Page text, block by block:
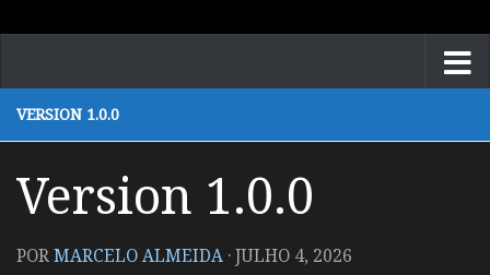
VERSION 1.0.0
Version 1.0.0
PORMARCELO ALMEIDA ·JULHO 4, 2026